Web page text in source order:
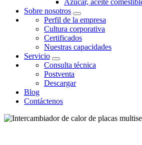
Azúcar, aceite
Sobre nosotros
Perfil de la empresa
Cultura corporativa
Certificados
Nuestras capacidades
Servicio
Consulta técnica
Postventa
Descargar
Blog
Contáctenos